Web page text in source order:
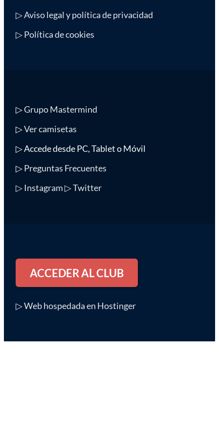
▷ Aviso legal y política de privacidad
▷ Política de cookies
▷Grupo Mastermind
▷Ver camisetas
▷ Accede desde PC, Tablet o Móvil
▷Preguntas Frecuentes
▷ Instagram▷ Twitter
ACCEDER AL CLUB
▷ Web hospedada en Hostinger